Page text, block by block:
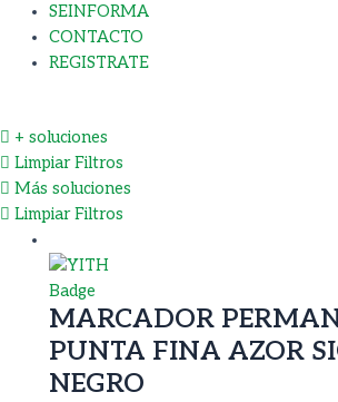
SEINFORMA
CONTACTO
REGISTRATE
+ soluciones
Limpiar Filtros
Más soluciones
Limpiar Filtros
MARCADOR
PUNTA FINA AZOR
NEGRO